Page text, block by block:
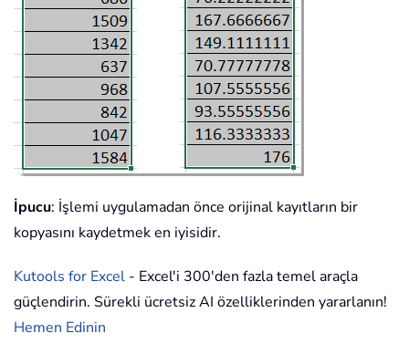
İpucu: İşlemi uygulamadan önce orijinal kayıtların bir
kopyasını kaydetmek en iyisidir.
Kutools for Excel - Excel'i 300'den fazla temel araçla
güçlendirin. Sürekli ücretsiz AI özelliklerinden yararlanın!
Hemen Edinin